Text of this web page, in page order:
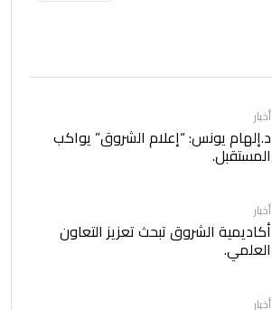
أخبار
د.إلهام يونس: “إعلام الشروق” يواكب
المستقبل.
أخبار
أكاديمية الشروق تبحث تعزيز التعاون
العلمي.
أخبار